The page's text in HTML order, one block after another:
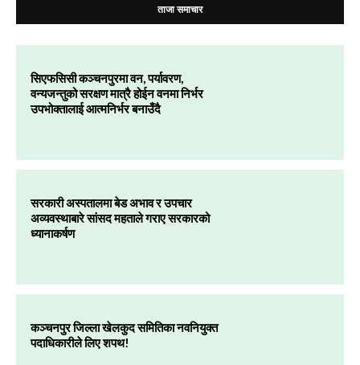
ताजा समाचार
सिएफसिसी कञ्चनपुरमा वन, पर्यावरण,
वन्यजन्तुको सरक्षण मात्रै होईन वनमा निर्भर
उपभोक्तालाई आत्मनिर्भर बनाउँदै
सरकारी अस्पतालमा बेड अभाव र उपचार
अव्यवस्थाबारे सांसद महताले गराए सरकारको
ध्यानाकर्षण
कञ्चनपुर जिल्ला खेलकुद समितिका नवनियुक्त
पदाधिकारीले लिए शपथ!